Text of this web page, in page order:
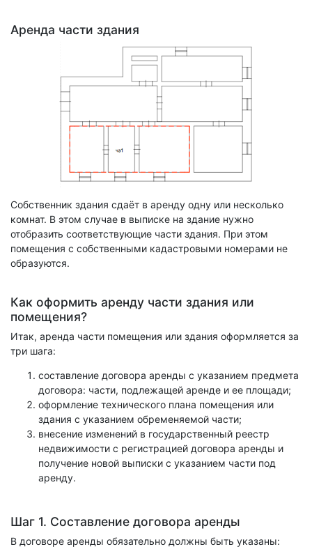
Аренда части здания
Собственник здания сдаёт в аренду одну или несколько
комнат. В этом случае в выписке на здание нужно
отобразить соответствующие части здания. При этом
помещения с собственными кадастровыми номерами не
образуются.
Как оформить аренду части здания или
помещения?
Итак, аренда части помещения или здания оформляется за
три шага:
составление договора аренды с указанием предмета
договора: части, подлежащей аренде и ее площади;
оформление технического плана помещения или
здания с указанием обременяемой части;
внесение изменений в государственный реестр
недвижимости с регистрацией договора аренды и
получение новой выписки с указанием части под
аренду.
Шаг 1. Составление договора аренды
В договоре аренды обязательно должны быть указаны: